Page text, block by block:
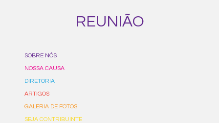
REUNIÃO
SOBRE NÓS
NOSSA CAUSA
DIRETORIA
ARTIGOS
GALERIA DE FOTOS
SEJA CONTRIBUINTE